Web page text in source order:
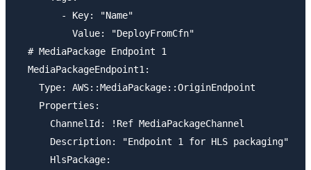
        - Key: "Name"
          Value: "DeployFromCfn"
  # MediaPackage Endpoint 1
  MediaPackageEndpoint1:
    Type: AWS::MediaPackage::OriginEndpoint
    Properties:
      ChannelId: !Ref MediaPackageChannel
      Description: "Endpoint 1 for HLS packaging"
      HlsPackage: